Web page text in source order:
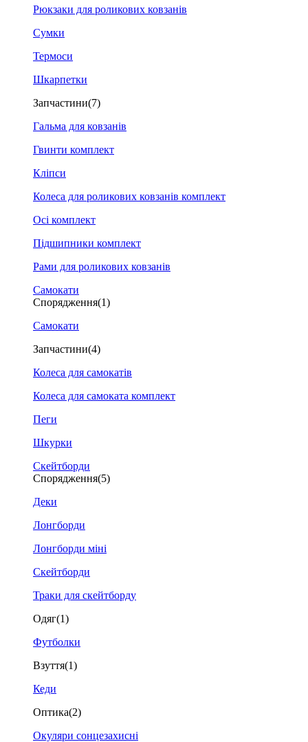
Рюкзаки для роликових ковзанів
Сумки
Термоси
Шкарпетки
Запчастини(7)
Гальма для ковзанів
Гвинти комплект
Кліпси
Колеса для роликових ковзанів комплект
Осі комплект
Підшипники комплект
Рами для роликових ковзанів
Самокати
Спорядження(1)
Самокати
Запчастини(4)
Колеса для самокатів
Колеса для самоката комплект
Пеги
Шкурки
Скейтборди
Спорядження(5)
Деки
Лонгборди
Лонгборди міні
Скейтборди
Траки для скейтборду
Одяг(1)
Футболки
Взуття(1)
Кеди
Оптика(2)
Окуляри сонцезахисні